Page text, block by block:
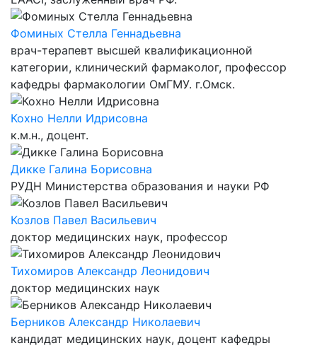
Фоминых Стелла Геннадьевна
врач-терапевт высшей квалификационной
категории, клинический фармаколог, профессор
кафедры фармакологии ОмГМУ. г.Омск.
Кохно Нелли Идрисовна
к.м.н., доцент.
Дикке Галина Борисовна
РУДН Министерства образования и науки РФ
Козлов Павел Васильевич
доктор медицинских наук, профессор
Тихомиров Александр Леонидович
доктор медицинских наук
Берников Александр Николаевич
кандидат медицинских наук, доцент кафедры